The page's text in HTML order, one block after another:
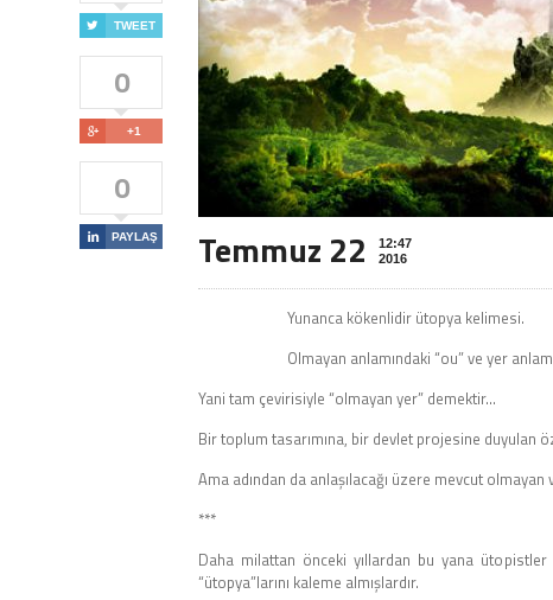
 TWEET
0
 +1
0
 PAYLAŞ Temmuz 22
12:47
2016
Yunanca kökenlidir ütopya kelimesi.
Olmayan anlamındaki “ou” ve yer
Yani tam çevirisiyle “olmayan yer” demektir…
Bir toplum tasarımına, bir devlet projesine duyulan
Ama adından da anlaşılacağı üzere mevcut
***
Daha milattan önceki yıllardan bu yana ütopistler
“ütopya”larını kaleme almışlardır.